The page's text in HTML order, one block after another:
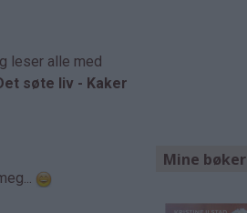
leser alle med
søte liv - Kaker
Mine bøker